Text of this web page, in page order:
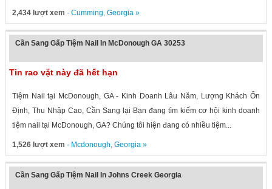
2,434 lượt xem · Cumming, Georgia»
Cần Sang Gấp Tiệm Nail In McDonough GA 30253
Tin rao vặt này đã hết hạn
Tiệm Nail tại McDonough, GA - Kinh Doanh Lâu Năm, Lượng Khách Ổn
Định, Thu Nhập Cao, Cần Sang lại Bạn đang tìm kiếm cơ hội kinh doanh
tiệm nail tại McDonough, GA? Chúng tôi hiện đang có nhiều tiệm...
1,526 lượt xem · Mcdonough, Georgia»
Cần Sang Gấp Tiệm Nail In Johns Creek Georgia